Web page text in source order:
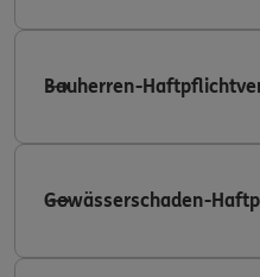
Bauherren-
Gewässerschaden-